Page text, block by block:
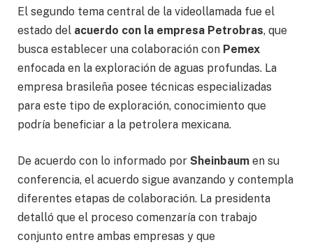
El segundo tema central de la videollamada fue el
estado del acuerdo con la empresa Petrobras, que
busca establecer una colaboración con Pemex
enfocada en la exploración de aguas profundas. La
empresa brasileña posee técnicas especializadas
para este tipo de exploración, conocimiento que
podría beneficiar a la petrolera mexicana.
De acuerdo con lo informado por Sheinbaum en su
conferencia, el acuerdo sigue avanzando y contempla
diferentes etapas de colaboración. La presidenta
detalló que el proceso comenzaría con trabajo
conjunto entre ambas empresas y que